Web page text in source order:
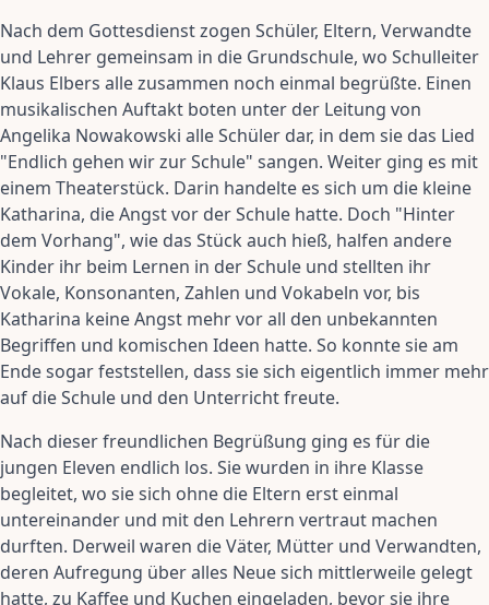
Nach dem Gottesdienst zogen Schüler, Eltern, Verwandte
und Lehrer gemeinsam in die Grundschule, wo Schulleiter
Klaus Elbers alle zusammen noch einmal begrüßte. Einen
musikalischen Auftakt boten unter der Leitung von
Angelika Nowakowski alle Schüler dar, in dem sie das Lied
"Endlich gehen wir zur Schule" sangen. Weiter ging es mit
einem Theaterstück. Darin handelte es sich um die kleine
Katharina, die Angst vor der Schule hatte. Doch "Hinter
dem Vorhang", wie das Stück auch hieß, halfen andere
Kinder ihr beim Lernen in der Schule und stellten ihr
Vokale, Konsonanten, Zahlen und Vokabeln vor, bis
Katharina keine Angst mehr vor all den unbekannten
Begriffen und komischen Ideen hatte. So konnte sie am
Ende sogar feststellen, dass sie sich eigentlich immer mehr
auf die Schule und den Unterricht freute.
Nach dieser freundlichen Begrüßung ging es für die
jungen Eleven endlich los. Sie wurden in ihre Klasse
begleitet, wo sie sich ohne die Eltern erst einmal
untereinander und mit den Lehrern vertraut machen
durften. Derweil waren die Väter, Mütter und Verwandten,
deren Aufregung über alles Neue sich mittlerweile gelegt
hatte, zu Kaffee und Kuchen eingeladen, bevor sie ihre